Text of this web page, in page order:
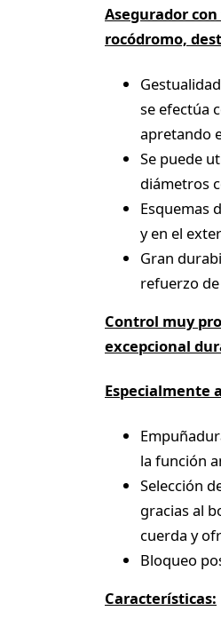
Asegurador
rocódromo,
se efectúa
apretando
Se puede
diámetros
Esquemas
y en el
Gran
refuerzo
Control muy
excepcional
Especialmente
la función
Selección
gracias al
cuerda y
Bloqueo
Características: